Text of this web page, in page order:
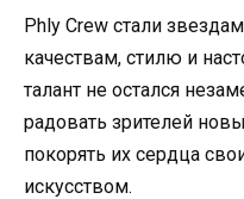
Phly Crew стали
качествам, стилю и
талант не остался
радовать зрителей
покорять их сердца
искусством.